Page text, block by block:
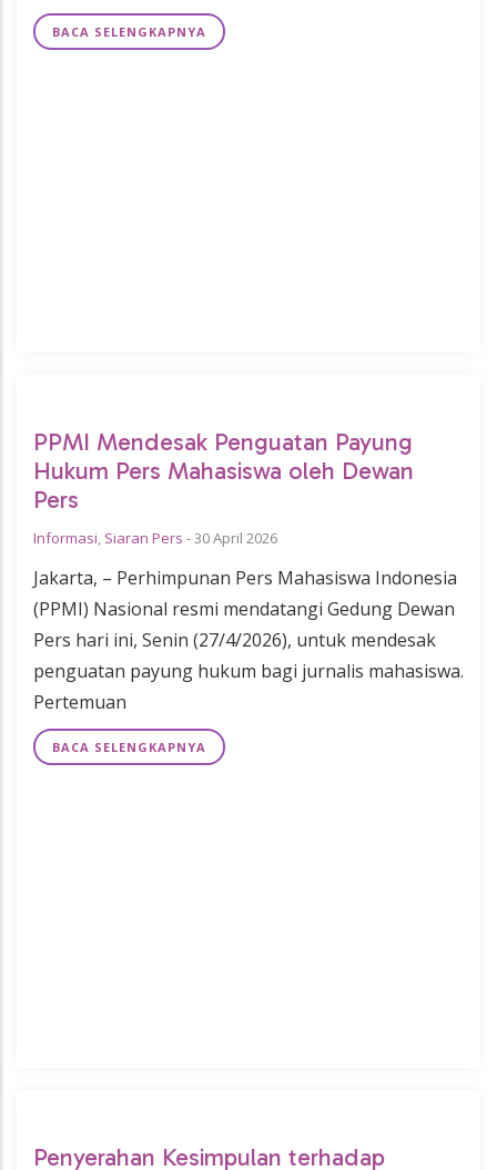
BACA SELENGKAPNYA
PPMI Mendesak Penguatan Payung
Hukum Pers Mahasiswa oleh Dewan
Pers
Informasi, Siaran Pers -30 April 2026
Jakarta, – Perhimpunan Pers Mahasiswa Indonesia
(PPMI) Nasional resmi mendatangi Gedung Dewan
Pers hari ini, Senin (27/4/2026), untuk mendesak
penguatan payung hukum bagi jurnalis mahasiswa.
Pertemuan
BACA SELENGKAPNYA
Penyerahan Kesimpulan terhadap